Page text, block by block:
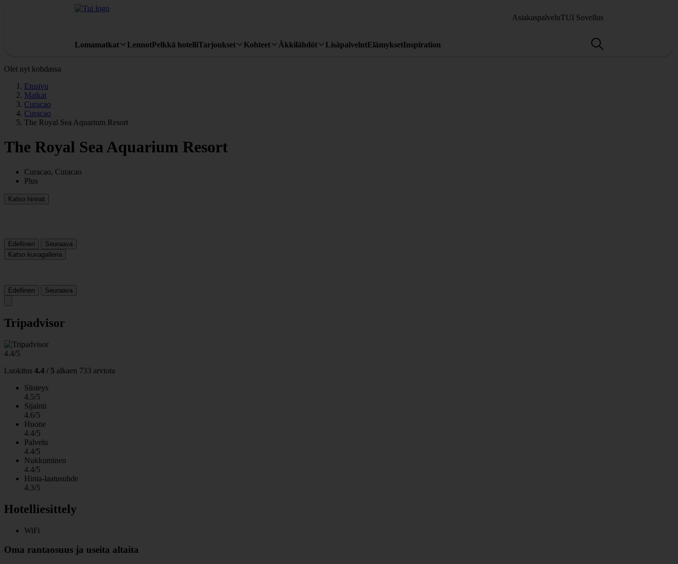
AsiakaspalveluTUI Sovellus
Lomamatkat LennotPelkkä hotelliTarjoukset Kohteet Äkkilähdöt LisäpalvelutElämyksetInspiration
Olet nyt kohdassa
Etusivu
Matkat
Curacao
Curacao
The Royal Sea Aquarium Resort
The Royal Sea Aquarium Resort
Curacao, Curacao
Plus
Katso hinnat
Edellinen
Seuraava
Katso kuvagalleria
Edellinen Seuraava
Tripadvisor
4.4/5
Luokitus 4.4 / 5 alkaen 733 arviota
Siisteys
4.5/5
Sijainti
4.6/5
Huone
4.4/5
Palvelu
4.4/5
Nukkuminen
4.4/5
Hinta-laatusuhde
4.3/5
Hotelliesittely
WiFi
Oma rantaosuus ja useita altaita